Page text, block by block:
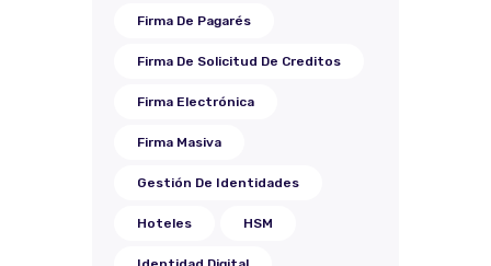
Firma De Pagarés
Firma De Solicitud De Creditos
Firma Electrónica
Firma Masiva
Gestión De Identidades
Hoteles HSM